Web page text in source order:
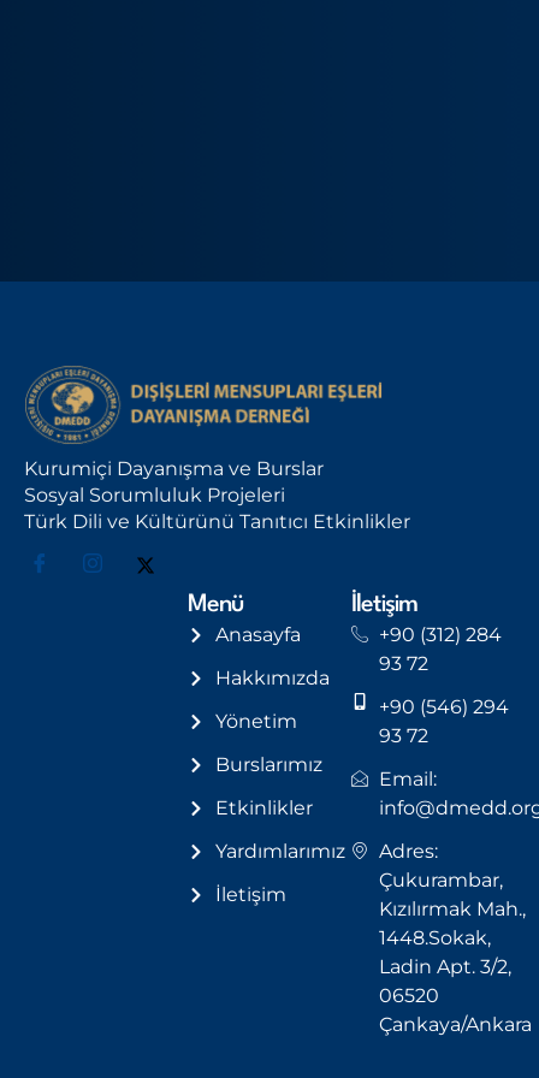
Kurumiçi Dayanışma ve Burslar
Sosyal Sorumluluk Projeleri
Türk Dili ve Kültürünü Tanıtıcı Etkinlikler
Menü
Anasayfa
Hakkımızda
Yönetim
Burslarımız
Etkinlikler
Yardımlarımız
İletişim
İletişim
+90 (312) 284
93 72
+90 (546) 294
93 72
Email:
Adres:
Çukurambar,
Kızılırmak Mah.,
1448.Sokak,
Ladin Apt. 3/2,
06520
Çankaya/Ankara